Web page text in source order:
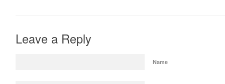
Leave a Reply
Name